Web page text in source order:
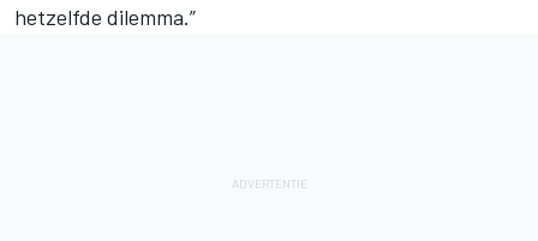
hetzelfde dilemma.”